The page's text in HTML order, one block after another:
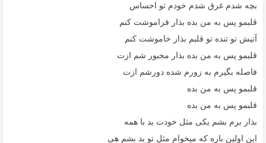
ﺑﭽﻪ ﺷﺪم ﻏﺮق ﺷﺪم ﺧﻮدم ﺗﻮ اﺣﺴﺎس
ﻗﻠﺒﻤﻮ ﭘﺲ ﺑﻪ ﻣﻦ ﺑﺪه ﺑﺬار ﻓﺮاﻣﻮﺷﺖ ﻛﻨﻢ
آﺗﻴﺶ ﺗﻮ ﺗﻨﺪه ﺗﻮ ﻗﻠﺒﻢ ﺑﺬار ﺧﺎﻣﻮﺷﺖ ﻛﻨﻢ
ﻗﻠﺒﻤﻮ ﭘﺲ ﺑﻪ ﻣﻦ ﺑﺪه ﺑﺬار ﻣﺠﺒﻮر ﺷﻢ ازت
ﻓﺎﺻﻠﻪ ﺑﮕﻴﺮم ﺑﻪ زورم ﺷﺪه دورﺷﻢ ازت
ﻗﻠﺒﻤﻮ ﭘﺲ ﺑﻪ ﻣﻦ ﺑﺪه
ﻗﻠﺒﻤﻮ ﭘﺲ ﺑﻪ ﻣﻦ ﺑﺪه
ﺑﺬار ﺑﺮم ﺑﺸﻢ ﻳﻜﻰ ﻣﺜﻞ ﺧﻮدت ﺑﺪ ﺑﺎ ﻫﻤﻪ
اﻳﻦ اوﻟﻴﻦ ﺑﺎره ﻛﻪ ﻣﻴﺨﻮام ﻣﺜﻞ ﺗﻮ ﺑﺪ ﺑﺸﻢ ﻫﻰ